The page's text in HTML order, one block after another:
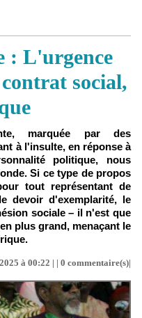
: L'urgence
social,
marquée par des
à l'insulte, en réponse à
politique, nous
Si ce type de propos
tout représentant de
devoir d'exemplarité, le
sociale – il n'est que
plus grand, menaçant le
à 00:22 | | 0 commentaire(s)|